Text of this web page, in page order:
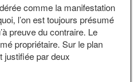
comme la manifestation
l’on est toujours présumé
preuve du contraire. Le
propriétaire. Sur le plan
justifiée par deux